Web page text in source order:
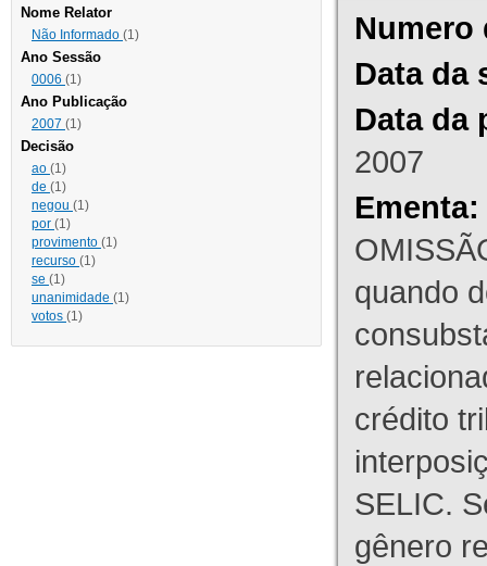
Nome Relator
Não Informado (1)
Ano Sessão
0006 (1)
Ano Publicação
2007 (1)
Decisão
ao (1)
de (1)
negou (1)
por (1)
provimento (1)
recurso (1)
se (1)
unanimidade (1)
votos (1)
Numero
Data da
Data da
2007
Ementa:
quando
crédito
SELIC.
gênero